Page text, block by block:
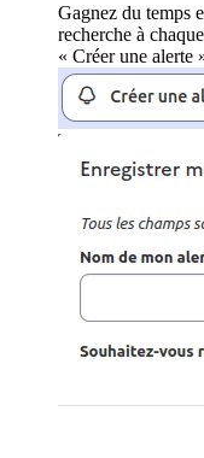
Gagnez du temps
recherche à
« Créer une alerte